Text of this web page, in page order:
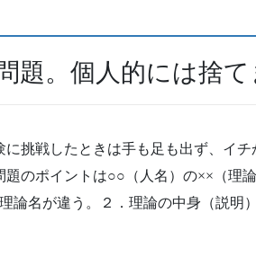
題。個人的には捨て
挑戦したときは手も足も出ず、イチ
のポイントは○○（人名）の××（理
論名が違う。２．理論の中身（説明